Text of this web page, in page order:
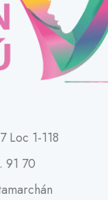
Loc 1-118
91 70